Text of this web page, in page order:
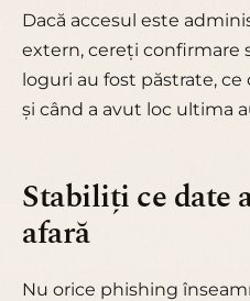
Dacă accesul este
extern, cereți confirmare
loguri au fost păstrate,
și când a avut loc ultima
Stabiliți ce date
afară
Nu orice phishing